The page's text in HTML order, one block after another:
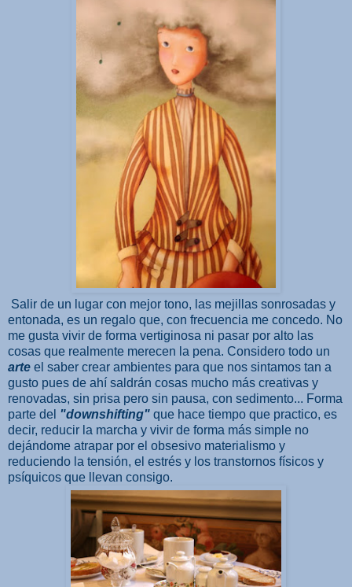
Salir de un lugar con mejor tono, las mejillas sonrosadas y
entonada, es un regalo que, con frecuencia me concedo. No
me gusta vivir de forma vertiginosa ni pasar por alto las
cosas que realmente merecen la pena. Considero todo un
arte el saber crear ambientes para que nos sintamos tan a
gusto pues de ahí saldrán cosas mucho más creativas y
renovadas, sin prisa pero sin pausa, con sedimento... Forma
parte del "downshifting" que hace tiempo que practico, es
decir, reducir la marcha y vivir de forma más simple no
dejándome atrapar por el obsesivo materialismo y
reduciendo la tensión, el estrés y los transtornos físicos y
psíquicos que llevan consigo.